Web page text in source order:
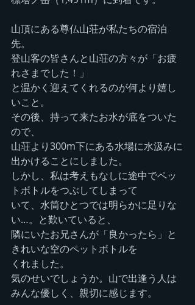
山頂にある尊仏山荘が私たちの宿泊
先。
登山客の皆さんと山荘の方々が「お疲
れさまでした！」
と温かく迎えてくれるのが何より嬉し
いこと。
その後、持って来たお水が底をついた
ので、
山荘より300m下にある水場に水汲みに
出かけることにしました。
しかし、私は考えもなしに途中でペッ
トボトルをつぶしてしまって
いて、水筒ひとつでは明らかに足りな
い…。と歎いていると、
隣にいたお兄さんが「良かったら」と
きれいな空のペットボトルを
くれました。
気のせいでしょうか。山で出逢う人は
みんな優しく、親切に感じます。